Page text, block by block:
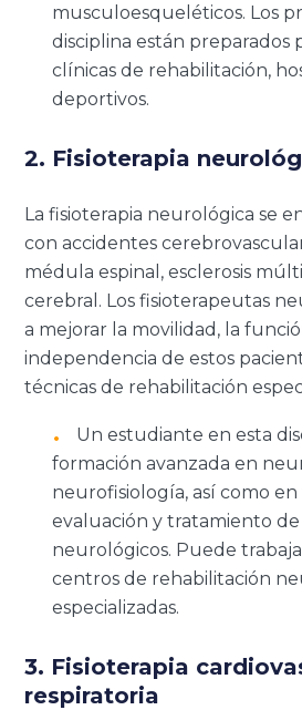
musculoesqueléticos. Los
disciplina están preparados
clínicas de rehabilitación,
deportivos.
2. Fisioterapia
La fisioterapia neurológica se
con accidentes
médula espinal, esclerosis
cerebral. Los fisioterapeutas
a mejorar la movilidad, la
independencia de estos
técnicas de rehabilitación
Un estudiante en esta
formación avanzada en
neurofisiología, así como en
evaluación y tratamiento
neurológicos. Puede
centros de rehabilitación
especializadas.
3. Fisioterapia
respiratoria